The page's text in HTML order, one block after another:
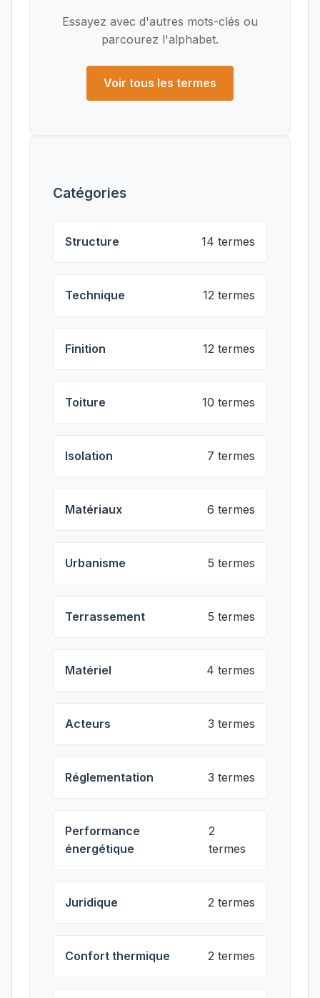
Essayez avec d'autres mots-clés ou
parcourez l'alphabet.
Voir tous les termes
Catégories
Structure 14 termes
Technique 12 termes
Finition 12 termes
Toiture 10 termes
Isolation 7 termes
Matériaux 6 termes
Urbanisme 5 termes
Terrassement 5 termes
Matériel 4 termes
Acteurs 3 termes
Réglementation 3 termes
Performance
énergétique
2
termes
Juridique 2 termes
Confort thermique 2 termes